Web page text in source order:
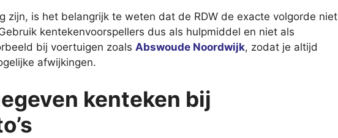
zijn, is het belangrijk te weten dat de RDW de exacte volgorde niet
kentekenvoorspellers dus als hulpmiddel en niet als
bij voertuigen zoals Abswoude Noordwijk, zodat je altijd
afwijkingen.
kenteken bij